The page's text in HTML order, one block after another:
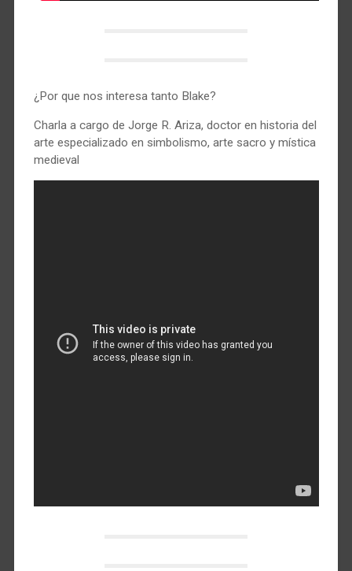
¿Por que nos interesa tanto Blake?
Charla a cargo de Jorge R. Ariza, doctor en historia del
arte especializado en simbolismo, arte sacro y mística
medieval